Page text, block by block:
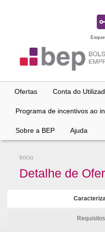
Ofertas Conta do
Programa de incentivos ao
Sobre a BEP Ajuda
Início
Detalhe de